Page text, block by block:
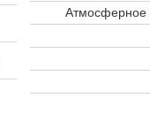
Атмосферное